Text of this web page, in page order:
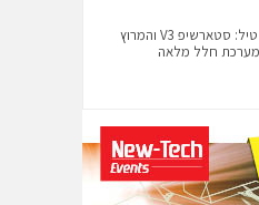
לא עוד טיל: סטארשיפ V3 והמרוץ
מערכת חלל מלאה